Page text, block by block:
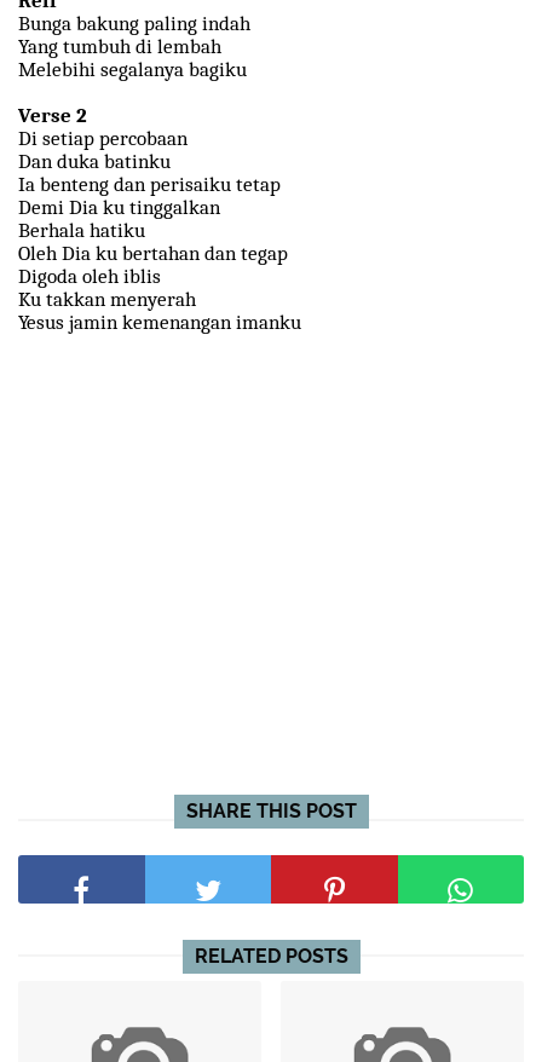
Bunga bakung paling indah
Yang tumbuh di lembah
Melebihi segalanya bagiku
Verse 2
Di setiap percobaan
Dan duka batinku
Ia benteng dan perisaiku tetap
Demi Dia ku tinggalkan
Berhala hatiku
Oleh Dia ku bertahan dan tegap
Digoda oleh iblis
Ku takkan menyerah
Yesus jamin kemenangan imanku
SHARE THIS POST
RELATED POSTS